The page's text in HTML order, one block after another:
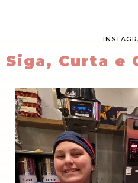
Siga, Curta e